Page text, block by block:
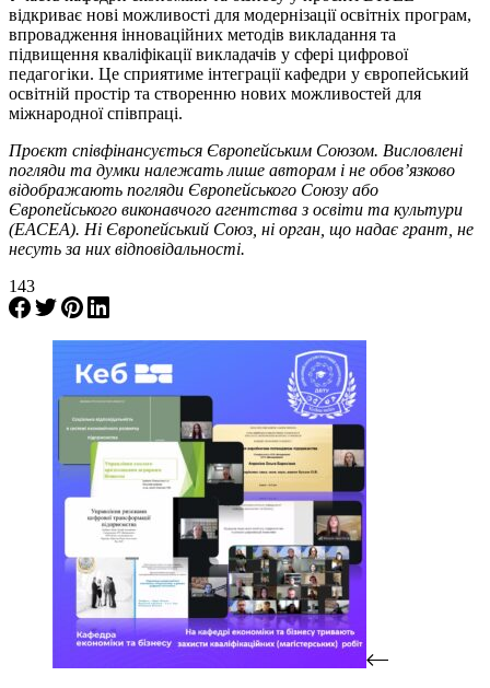
відкриває нові можливості для модернізації освітніх програм,
впровадження інноваційних методів викладання та
підвищення кваліфікації викладачів у сфері цифрової
педагогіки. Це сприятиме інтеграції кафедри у європейський
освітній простір та створенню нових можливостей для
міжнародної співпраці.
Проєкт співфінансується Європейським Союзом. Висловлені
погляди та думки належать лише авторам і не обов’язково
відображають погляди Європейського Союзу або
Європейського виконавчого агентства з освіти та культури
(EACEA). Ні Європейський Союз, ні орган, що надає грант, не
несуть за них відповідальності.
143